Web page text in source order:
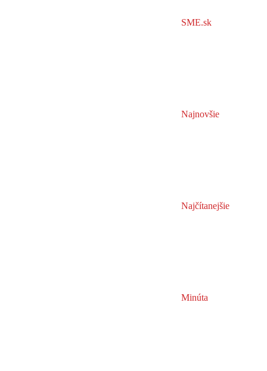
SME.sk
Najnovšie
Najčítanejšie
Minúta